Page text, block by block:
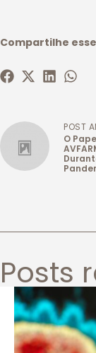
Compartilhe
POST
O
Posts